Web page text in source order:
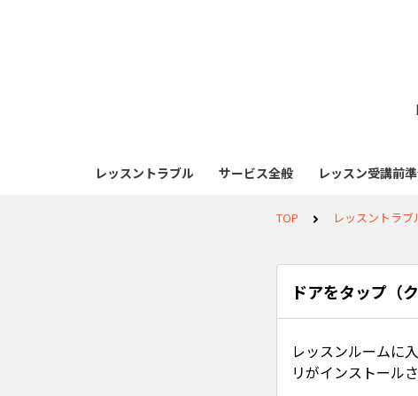
レッスントラブル サービス全般 レッスン受講前
TOP レッスントラブ
ドアをタップ（
レッスンルームに
リがインストール